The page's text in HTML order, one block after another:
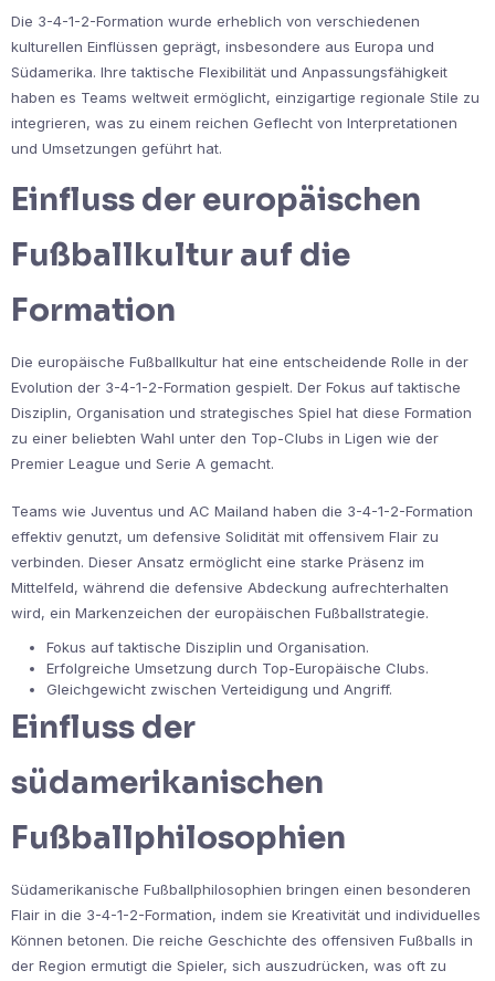
Die 3-4-1-2-Formation wurde erheblich von verschiedenen
kulturellen Einflüssen geprägt, insbesondere aus Europa und
Südamerika. Ihre taktische Flexibilität und Anpassungsfähigkeit
haben es Teams weltweit ermöglicht, einzigartige regionale Stile zu
integrieren, was zu einem reichen Geflecht von Interpretationen
und Umsetzungen geführt hat.
Einfluss der europäischen
Fußballkultur auf die
Formation
Die europäische Fußballkultur hat eine entscheidende Rolle in der
Evolution der 3-4-1-2-Formation gespielt. Der Fokus auf taktische
Disziplin, Organisation und strategisches Spiel hat diese Formation
zu einer beliebten Wahl unter den Top-Clubs in Ligen wie der
Premier League und Serie A gemacht.
Teams wie Juventus und AC Mailand haben die 3-4-1-2-Formation
effektiv genutzt, um defensive Solidität mit offensivem Flair zu
verbinden. Dieser Ansatz ermöglicht eine starke Präsenz im
Mittelfeld, während die defensive Abdeckung aufrechterhalten
wird, ein Markenzeichen der europäischen Fußballstrategie.
Fokus auf taktische Disziplin und Organisation.
Erfolgreiche Umsetzung durch Top-Europäische Clubs.
Gleichgewicht zwischen Verteidigung und Angriff.
Einfluss der
südamerikanischen
Fußballphilosophien
Südamerikanische Fußballphilosophien bringen einen besonderen
Flair in die 3-4-1-2-Formation, indem sie Kreativität und individuelles
Können betonen. Die reiche Geschichte des offensiven Fußballs in
der Region ermutigt die Spieler, sich auszudrücken, was oft zu